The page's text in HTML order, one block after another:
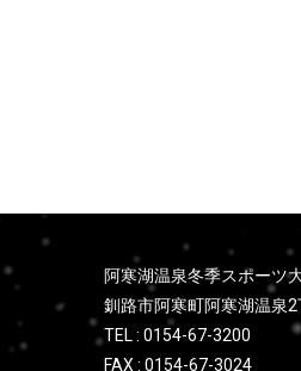
阿寒湖温泉冬季スポーツ
釧路市阿寒町阿寒湖温泉
TEL : 0154-67-3200
FAX : 0154-67-3024